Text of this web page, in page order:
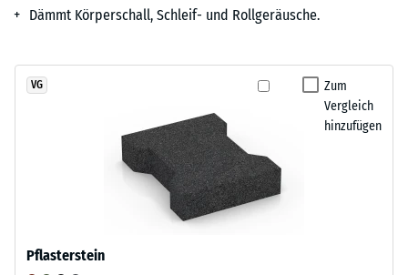
Dämmt Körperschall, Schleif- und Rollgeräusche.
Zum
Vergleich
hinzufügen
VG
Pflasterstein